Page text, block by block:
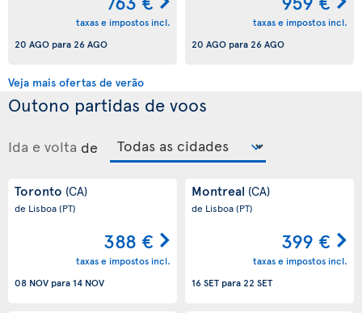
taxas e impostos incl.
20 AGO para26 AGO
taxas e impostos incl.
20 AGO para26 AGO
Veja mais ofertas de verão
Outono partidas de voos
Ida e volta de
Toronto (CA)
de Lisboa(PT)
388 €
taxas e impostos incl.
08 NOV para14 NOV
Montreal (CA)
de Lisboa(PT)
399 €
taxas e impostos incl.
16 SETpara22 SET